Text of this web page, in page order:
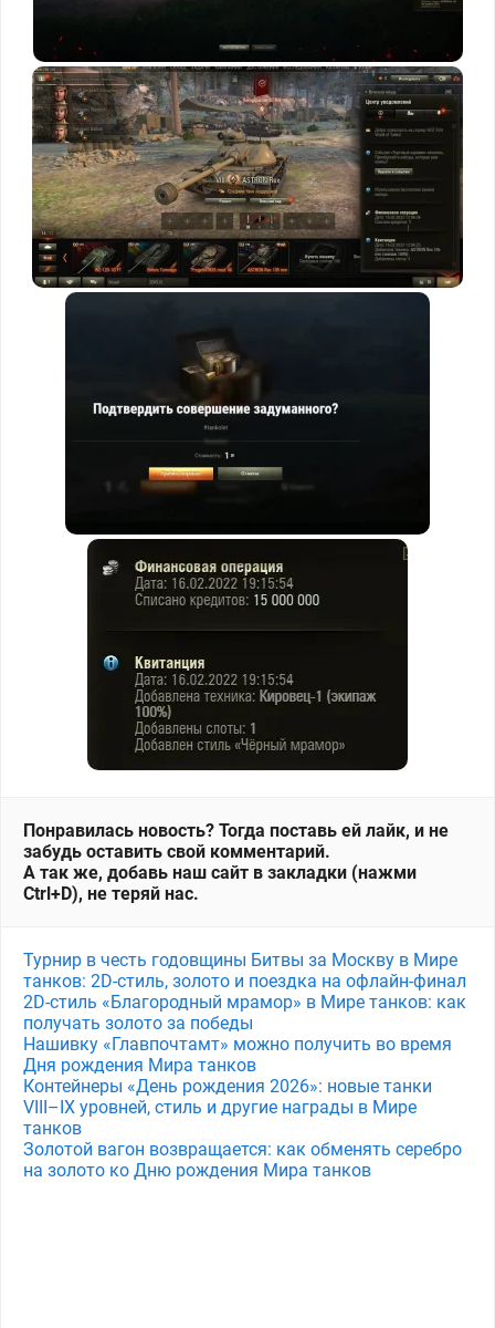
Понравилась новость? Тогда поставь ей лайк, и не
забудь оставить свой комментарий.
А так же, добавь наш сайт в закладки (нажми
Ctrl+D), не теряй нас.
Турнир в честь годовщины Битвы за Москву в Мире
танков: 2D-стиль, золото и поездка на офлайн-финал
2D-стиль «Благородный мрамор» в Мире танков: как
получать золото за победы
Нашивку «Главпочтамт» можно получить во время
Дня рождения Мира танков
Контейнеры «День рождения 2026»: новые танки
VIII–IX уровней, стиль и другие награды в Мире
танков
Золотой вагон возвращается: как обменять серебро
на золото ко Дню рождения Мира танков